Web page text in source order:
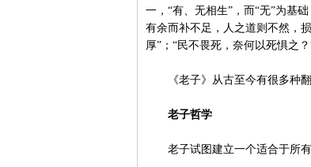
一，“有、无相生”，而“无”为基
有余而补不足，人之道则不然，
厚”；“民不畏死，奈何以死惧之
《老子》从古至今有很多种翻
老子哲学
老子试图建立一个适合于所有